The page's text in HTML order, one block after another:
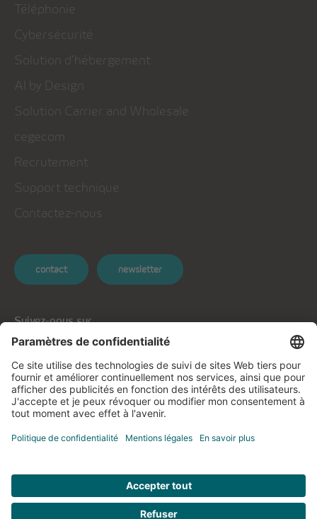
Téléphonie
Cybersécurité
Solution d’hébergement
AI by Design
Solution Carrier and Wholesale
cegecom
Recrutement
Support technique
Contactez-nous
contact newsletter
Suivez-nous sur...
Protection des données
Protection des données applications mobiles